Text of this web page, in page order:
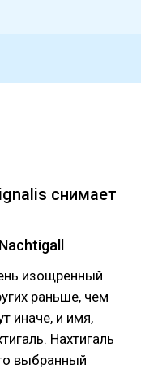
снимает
изощренный
раньше, чем
иначе, и имя,
Нахтигаль
выбранный